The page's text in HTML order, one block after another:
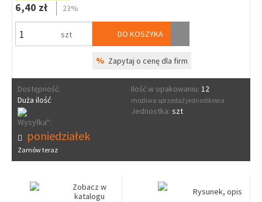
6,40 zł
23%
szt DO KOSZYKA
% Zapytaj o cenę dla firm
Dostępność:
Duża ilość
Ilość w opakowaniu: 12
możliwa sprzedaż jednostkowa
Jednostka: szt
Wysyłka*:
poniedziałek
Zamów teraz
Zobacz w
katalogu
Rysunek, opis